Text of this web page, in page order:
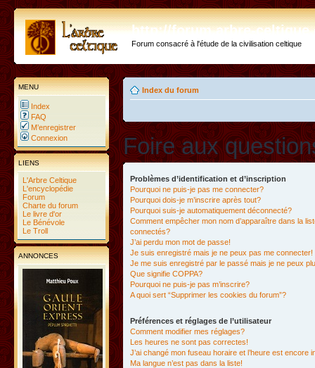
http://forum.arbre-
Forum consacré à l'étude de la civilisation celtique
MENU
Index
FAQ
M’enregistrer
Connexion
LIENS
L'Arbre Celtique
L'encyclopédie
Forum
Charte du forum
Le livre d'or
Le Bénévole
Le Troll
ANNONCES
Index du forum
Foire aux
Problèmes d’identification et d’inscription
Pourquoi ne puis-je pas me connecter?
Pourquoi dois-je m’inscrire après tout?
Pourquoi suis-je automatiquement déconnecté?
Comment empêcher mon nom d’apparaître dans la
connectés?
J’ai perdu mon mot de passe!
Je suis enregistré mais je ne peux pas me connecter!
Je me suis enregistré par le passé mais je ne peux
Que signifie COPPA?
Pourquoi ne puis-je pas m’inscrire?
A quoi sert “Supprimer les cookies du forum”?
Préférences et réglages de l’utilisateur
Comment modifier mes réglages?
Les heures ne sont pas correctes!
J’ai changé mon fuseau horaire et l’heure est encore
Ma langue n’est pas dans la liste!